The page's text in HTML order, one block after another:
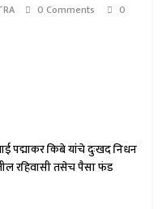
0 Comments
0
पद्माकर किबे यांचे दुःखद निधन
रहिवासी तसेच पैसा फंड